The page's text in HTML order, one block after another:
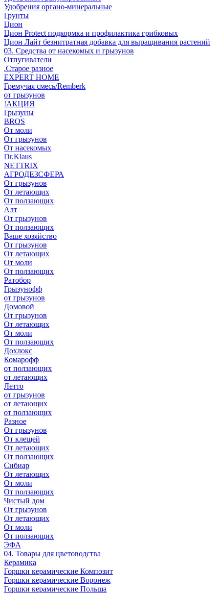
Удобрения органо-минеральные
Грунты
Цион
Цион Protect подкормка и профилактика грибковых
Цион Лайт безнитратная добавка для выращивания растений
03. Средства от насекомых и грызунов
Отпугиватели
.Старое разное
EXPERT HOME
Гремучая смесь/Remberk
от грызунов
!АКЦИЯ
Грызуны
BROS
От моли
От грызунов
От насекомых
Dr.Klaus
NETTRIX
АГРОДЕЗСФЕРА
От грызунов
От летающих
От ползающих
Алт
От грызунов
От ползающих
Ваше хозяйство
От грызунов
От летающих
От моли
От ползающих
Ратобор
Грызунофф
от грызунов
Домовой
От грызунов
От летающих
От моли
От ползающих
Дохлокс
Комарофф
от ползающих
от летающих
Летто
от грызунов
от летающих
от ползающих
Разное
От грызунов
От клещей
От летающих
От ползающих
Сибиар
От летающих
От моли
От ползающих
Чистый дом
От грызунов
От летающих
От моли
От ползающих
ЭФА
04. Товары для цветоводства
Керамика
Горшки керамические Композит
Горшки керамические Воронеж
Горшки керамические Польша